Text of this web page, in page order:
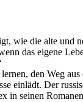
wie die alte und
das eigene
den Weg
einlädt. Der
in seinen